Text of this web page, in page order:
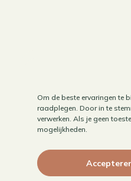
Om de beste ervaringen te
raadplegen. Door in te
verwerken. Als je geen
mogelijkheden.